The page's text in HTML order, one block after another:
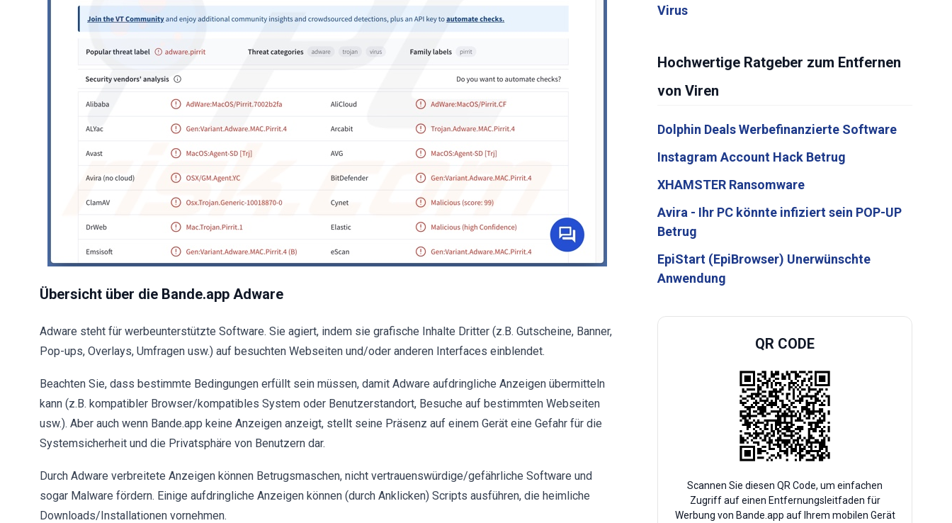
Übersicht über die Bande.app Adware
Adware steht für werbeunterstützte Software. Sie agiert, indem sie grafische Inhalte Dritter (z.B. Gutscheine, Banner,
Pop-ups, Overlays, Umfragen usw.) auf besuchten Webseiten und/oder anderen Interfaces einblendet.
Beachten Sie, dass bestimmte Bedingungen erfüllt sein müssen, damit Adware aufdringliche Anzeigen übermitteln
kann (z.B. kompatibler Browser/kompatibles System oder Benutzerstandort, Besuche auf bestimmten Webseiten
usw.). Aber auch wenn Bande.app keine Anzeigen anzeigt, stellt seine Präsenz auf einem Gerät eine Gefahr für die
Systemsicherheit und die Privatsphäre von Benutzern dar.
Durch Adware verbreitete Anzeigen können Betrugsmaschen, nicht vertrauenswürdige/gefährliche Software und
sogar Malware fördern. Einige aufdringliche Anzeigen können (durch Anklicken) Scripts ausführen, die heimliche
Downloads/Installationen vornehmen.
Virus
Hochwertige Ratgeber zum Entfernen
von Viren
Dolphin Deals Werbefinanzierte Software
Instagram Account Hack Betrug
XHAMSTER Ransomware
Avira - Ihr PC könnte infiziert sein POP-UP
Betrug
EpiStart (EpiBrowser) Unerwünschte
Anwendung
QR CODE
Scannen Sie diesen QR Code, um einfachen
Zugriff auf einen Entfernungsleitfaden für
Werbung von Bande.app auf Ihrem mobilen Gerät